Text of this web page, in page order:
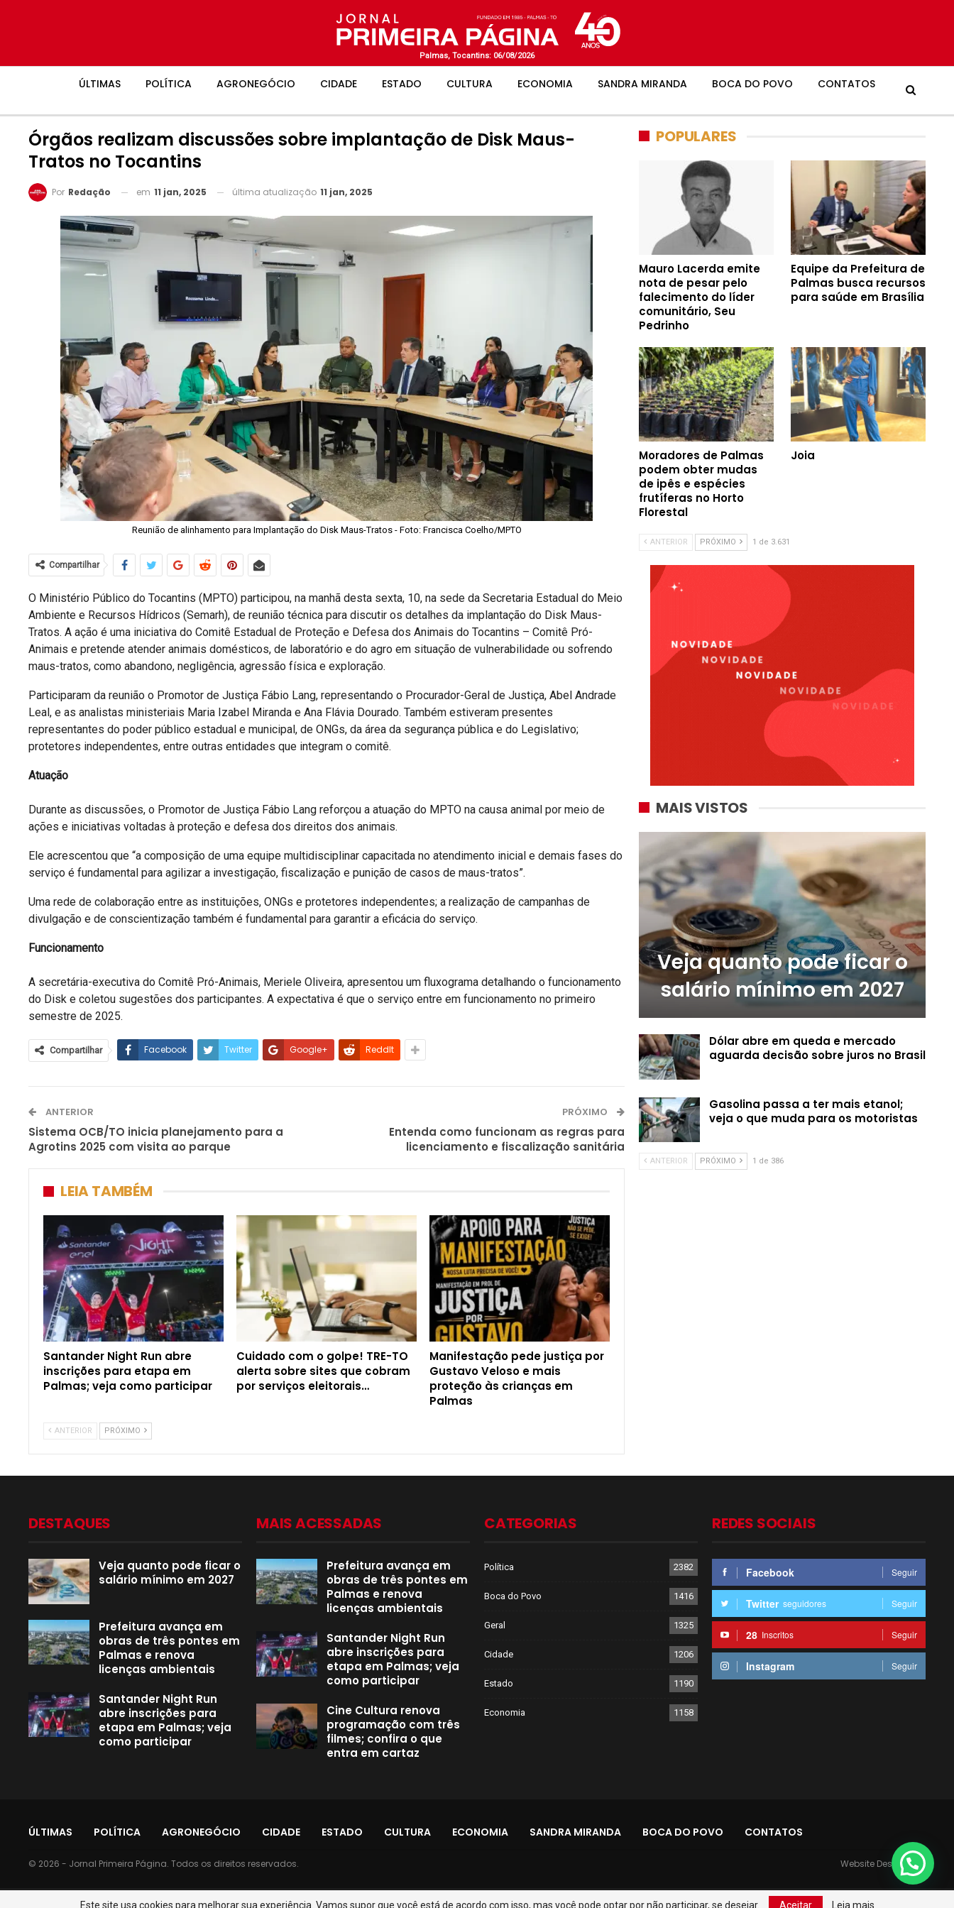
Palmas, Tocantins: 06/08/2026
ÚLTIMAS POLÍTICA AGRONEGÓCIO CIDADE ESTADO CULTURA ECONOMIA SANDRA MIRANDA BOCA DO POVO CONTATOS
Órgãos realizam discussões sobre implantação de Disk Maus-
Tratos no Tocantins
Por Redação em 11 jan, 2025 última atualização 11 jan, 2025
Reunião de alinhamento para Implantação do Disk Maus-Tratos - Foto: Francisca Coelho/MPTO
Compartilhar
O Ministério Público do Tocantins (MPTO) participou, na manhã desta sexta, 10, na sede da Secretaria Estadual do Meio
Ambiente e Recursos Hídricos (Semarh), de reunião técnica para discutir os detalhes da implantação do Disk Maus-
Tratos. A ação é uma iniciativa do Comitê Estadual de Proteção e Defesa dos Animais do Tocantins – Comitê Pró-
Animais e pretende atender animais domésticos, de laboratório e do agro em situação de vulnerabilidade ou sofrendo
maus-tratos, como abandono, negligência, agressão física e exploração.
Participaram da reunião o Promotor de Justiça Fábio Lang, representando o Procurador-Geral de Justiça, Abel Andrade
Leal, e as analistas ministeriais Maria Izabel Miranda e Ana Flávia Dourado. Também estiveram presentes
representantes do poder público estadual e municipal, de ONGs, da área da segurança pública e do Legislativo;
protetores independentes, entre outras entidades que integram o comitê.
Atuação
Durante as discussões, o Promotor de Justiça Fábio Lang reforçou a atuação do MPTO na causa animal por meio de
ações e iniciativas voltadas à proteção e defesa dos direitos dos animais.
Ele acrescentou que “a composição de uma equipe multidisciplinar capacitada no atendimento inicial e demais fases do
serviço é fundamental para agilizar a investigação, fiscalização e punição de casos de maus-tratos”.
Uma rede de colaboração entre as instituições, ONGs e protetores independentes; a realização de campanhas de
divulgação e de conscientização também é fundamental para garantir a eficácia do serviço.
Funcionamento
A secretária-executiva do Comitê Pró-Animais, Meriele Oliveira, apresentou um fluxograma detalhando o funcionamento
do Disk e coletou sugestões dos participantes. A expectativa é que o serviço entre em funcionamento no primeiro
semestre de 2025.
Compartilhar Facebook Twitter Google+ ReddIt
ANTERIOR
Sistema OCB/TO inicia planejamento para a
Agrotins 2025 com visita ao parque
PRÓXIMO
Entenda como funcionam as regras para
licenciamento e fiscalização sanitária
LEIA TAMBÉM
Santander Night Run abre
inscrições para etapa em
Palmas; veja como participar
Cuidado com o golpe! TRE-TO
alerta sobre sites que cobram
por serviços eleitorais…
Manifestação pede justiça por
Gustavo Veloso e mais
proteção às crianças em
Palmas
ANTERIOR PRÓXIMO
POPULARES
Mauro Lacerda emite
nota de pesar pelo
falecimento do líder
comunitário, Seu
Pedrinho
Equipe da Prefeitura de
Palmas busca recursos
para saúde em Brasília
Moradores de Palmas
podem obter mudas
de ipês e espécies
frutíferas no Horto
Florestal
Joia
ANTERIOR PRÓXIMO 1 de 3.631
MAIS VISTOS
Veja quanto pode ficar o
salário mínimo em 2027
Dólar abre em queda e mercado
aguarda decisão sobre juros no Brasil
Gasolina passa a ter mais etanol;
veja o que muda para os motoristas
ANTERIOR PRÓXIMO 1 de 386
DESTAQUES
Veja quanto pode ficar o
salário mínimo em 2027
Prefeitura avança em
obras de três pontes em
Palmas e renova
licenças ambientais
Santander Night Run
abre inscrições para
etapa em Palmas; veja
como participar
MAIS ACESSADAS
Prefeitura avança em
obras de três pontes em
Palmas e renova
licenças ambientais
Santander Night Run
abre inscrições para
etapa em Palmas; veja
como participar
Cine Cultura renova
programação com três
filmes; confira o que
entra em cartaz
CATEGORIAS
Política 2382
Boca do Povo 1416
Geral 1325
Cidade 1206
Estado 1190
Economia 1158
REDES SOCIAIS
Facebook Seguir
Twitter seguidores Seguir
28 Inscritos Seguir
Instagram Seguir
ÚLTIMAS POLÍTICA AGRONEGÓCIO CIDADE ESTADO CULTURA ECONOMIA SANDRA MIRANDA BOCA DO POVO CONTATOS
© 2026 - Jornal Primeira Página. Todos os direitos reservados. Website Design:PR7
Este site usa cookies para melhorar sua experiência. Vamos supor que você está de acordo com isso, mas você pode optar por não participar, se desejar. Aceitar Leia mais